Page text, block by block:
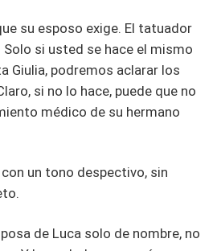
su esposo exige. El tatuador
si usted se hace el mismo
Giulia, podremos aclarar los
si no lo hace, puede que no
médico de su hermano
un tono despectivo, sin
de Luca solo de nombre, no